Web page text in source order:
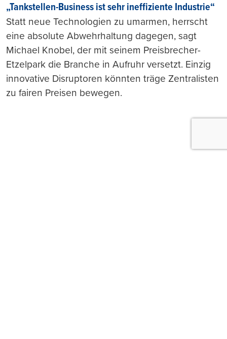
„Tankstellen-Business ist sehr ineffiziente Industrie“
Statt neue Technologien zu umarmen, herrscht
eine absolute Abwehrhaltung dagegen, sagt
Michael Knobel, der mit seinem Preisbrecher-
Etzelpark die Branche in Aufruhr versetzt. Einzig
innovative Disruptoren könnten träge Zentralisten
zu fairen Preisen bewegen.